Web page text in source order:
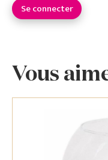
Se connecter
Vous